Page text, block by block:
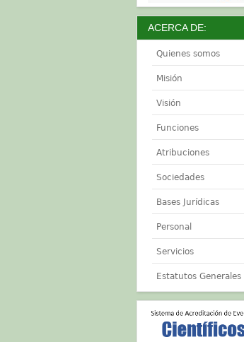
ACERCA DE:
Quienes somos
Misión
Visión
Funciones
Atribuciones
Sociedades
Bases Jurídicas
Personal
Servicios
Estatutos Generales